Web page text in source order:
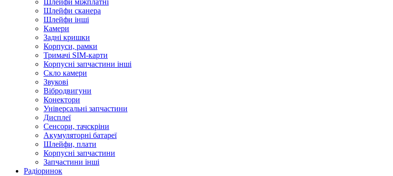
Шлейфи міжплатні
Шлейфи сканера
Шлейфи інші
Камери
Задні кришки
Корпуси, рамки
Тримачі SIM-карти
Корпусні запчастини інші
Скло камери
Звукові
Вібродвигуни
Конектори
Універсальні запчастини
Дисплеї
Сенсори, тачскріни
Акумуляторні батареї
Шлейфи, плати
Корпусні запчастини
Запчастини інші
Радіоринок